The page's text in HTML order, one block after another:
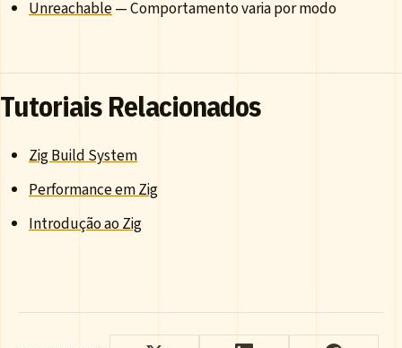
Unreachable— Comportamento varia por modo
Tutoriais Relacionados
Zig Build System
Performance em Zig
Introdução ao Zig